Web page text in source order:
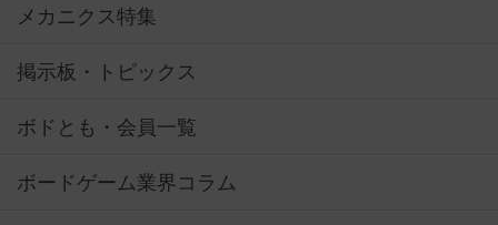
メカニクス特集
掲示板・トピックス
ボドとも・会員一覧
ボードゲーム業界コラム